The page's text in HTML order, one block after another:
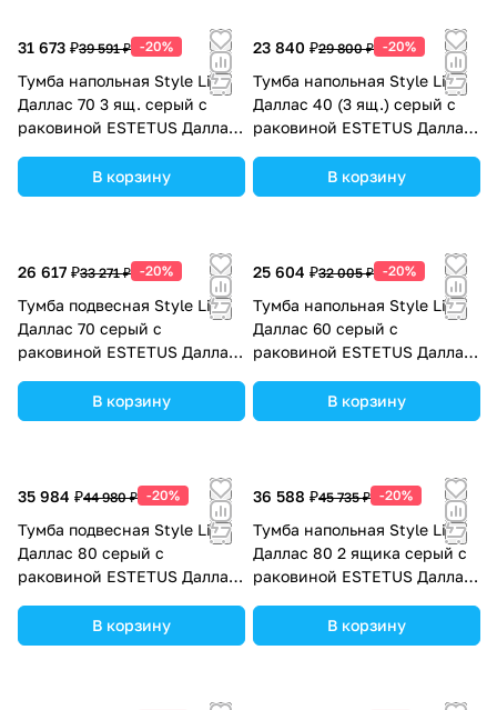
31 673 ₽39 591 ₽ -20%
Тумба напольная Style Line
Даллас 70 3 ящ. серый с
раковиной ESTETUS Даллас
В корзину
23 840 ₽29 800 ₽ -20%
Тумба напольная Style Line
Даллас 40 (3 ящ.) серый с
раковиной ESTETUS Даллас
В корзину
26 617 ₽33 271 ₽ -20%
Тумба подвесная Style Line
Даллас 70 серый с
раковиной ESTETUS Даллас
В корзину
25 604 ₽32 005 ₽ -20%
Тумба напольная Style Line
Даллас 60 серый с
раковиной ESTETUS Даллас
В корзину
35 984 ₽44 980 ₽ -20%
Тумба подвесная Style Line
Даллас 80 серый с
раковиной ESTETUS Даллас
В корзину
36 588 ₽45 735 ₽ -20%
Тумба напольная Style Line
Даллас 80 2 ящика серый с
раковиной ESTETUS Даллас
В корзину